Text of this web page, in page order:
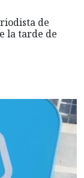
de
la tarde de